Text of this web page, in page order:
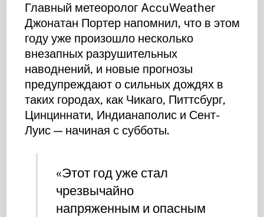
Главный метеоролог AccuWeather
Джонатан Портер напомнил, что в этом
году уже произошло несколько
внезапных разрушительных
наводнений, и новые прогнозы
предупреждают о сильных дождях в
таких городах, как Чикаго, Питтсбург,
Цинциннати, Индианаполис и Сент-
Луис — начиная с субботы.
«Этот год уже стал
чрезвычайно
напряженным и опасным